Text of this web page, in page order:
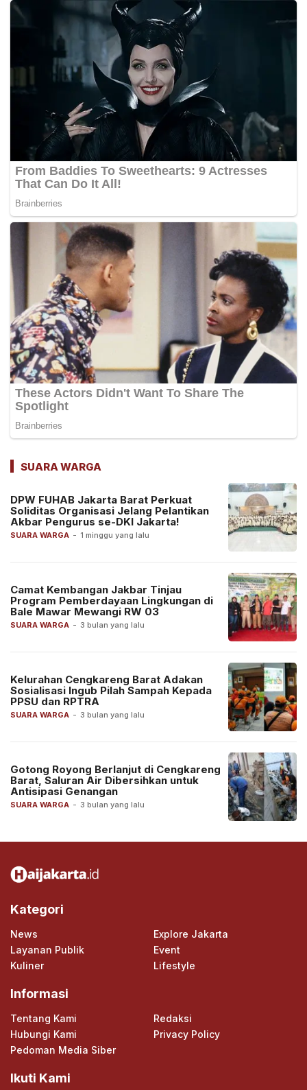
SUARA WARGA
SUARA WARGA - 1 minggu yang lalu
DPW FUHAB Jakarta Barat Perkuat
Soliditas Organisasi Jelang Pelantikan
Akbar Pengurus se-DKI Jakarta!
SUARA WARGA - 3 bulan yang lalu
Camat Kembangan Jakbar Tinjau
Program Pemberdayaan Lingkungan di
Bale Mawar Mewangi RW 03
SUARA WARGA - 3 bulan yang lalu
Kelurahan Cengkareng Barat Adakan
Sosialisasi Ingub Pilah Sampah Kepada
PPSU dan RPTRA
SUARA WARGA - 3 bulan yang lalu
Gotong Royong Berlanjut di Cengkareng
Barat, Saluran Air Dibersihkan untuk
Antisipasi Genangan
Kategori
News
Explore Jakarta
Layanan Publik
Event
Kuliner
Lifestyle
Informasi
Tentang Kami
Redaksi
Hubungi Kami
Privacy Policy
Pedoman Media Siber
Ikuti Kami